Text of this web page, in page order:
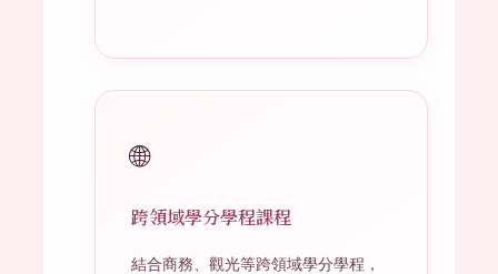
🌐
跨領域學分學程課程
結合商務、觀光等跨領域學分學程，